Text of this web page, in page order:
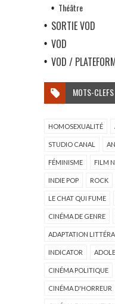
Théâtre
SORTIE VOD
VOD
VOD /
MOTS-CLEFS
HOMOSEXUALITÉ
STUDIO CANAL
FÉMINISME FILM
INDIE POP ROCK
LE CHAT QUI FUME
CINÉMA DE GENRE
ADAPTATION
INDICATOR
CINÉMA POLITIQUE
CINÉMA D'HORREUR